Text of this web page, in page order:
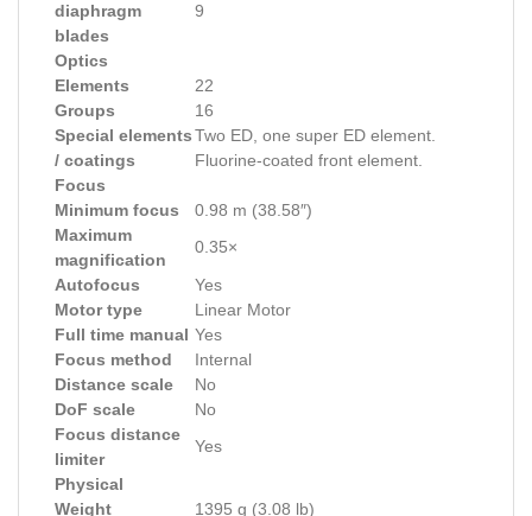
diaphragm
blades
9
Optics
Elements
22
Groups
16
Special elements
/ coatings
Two ED, one super ED element.
Fluorine-coated front element.
Focus
Minimum focus
0.98 m (38.58″)
Maximum
magnification
0.35×
Autofocus
Yes
Motor type
Linear Motor
Full time manual Yes
Focus method
Internal
Distance scale
No
DoF scale
No
Focus distance
limiter
Yes
Physical
Weight
1395 g (3.08 lb)